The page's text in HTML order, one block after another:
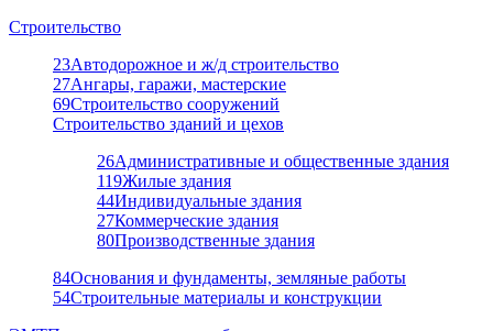
Строительство
23Автодорожное и ж/д строительство
27Ангары, гаражи, мастерские
69Строительство сооружений
Строительство зданий и цехов
26Административные и общественные здания
119Жилые здания
44Индивидуальные здания
27Коммерческие здания
80Производственные здания
84Основания и фундаменты, земляные работы
54Строительные материалы и конструкции